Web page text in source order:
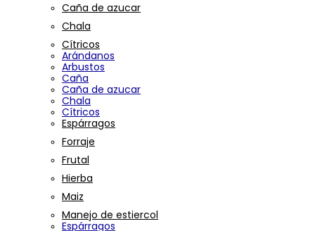
Caña de azucar
Chala
Cítricos
Arándanos
Arbustos
Caña
Caña de azucar
Chala
Cítricos
Espárragos
Forraje
Frutal
Hierba
Maiz
Manejo de estiercol
Espárragos